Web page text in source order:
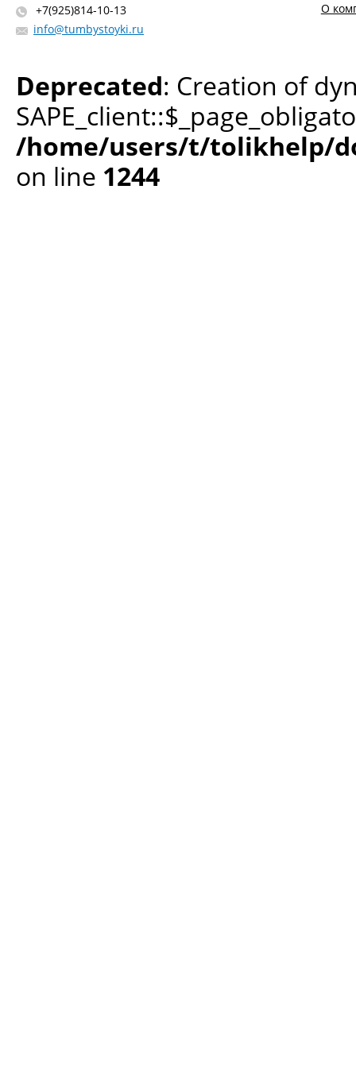
+7(925)814-10-13
info@tumbystoyki.ru
О
Deprecated: Creation of
/home/users/t/tolikhelp/
on line 1244